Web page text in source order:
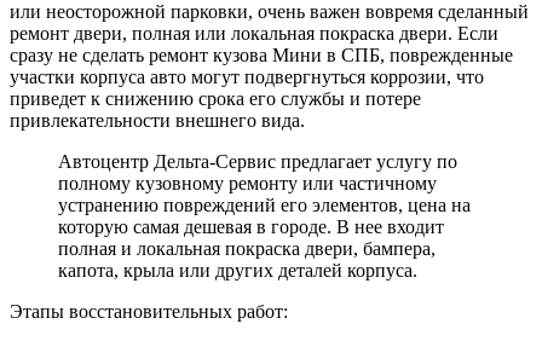
или неосторожной парковки, очень важен вовремя сделанный
ремонт двери, полная или локальная покраска двери. Если
сразу не сделать ремонт кузова Мини в СПБ, поврежденные
участки корпуса авто могут подвергнуться коррозии, что
приведет к снижению срока его службы и потере
привлекательности внешнего вида.
Автоцентр Дельта-Сервис предлагает услугу по
полному кузовному ремонту или частичному
устранению повреждений его элементов, цена на
которую самая дешевая в городе. В нее входит
полная и локальная покраска двери, бампера,
капота, крыла или других деталей корпуса.
Этапы восстановительных работ: